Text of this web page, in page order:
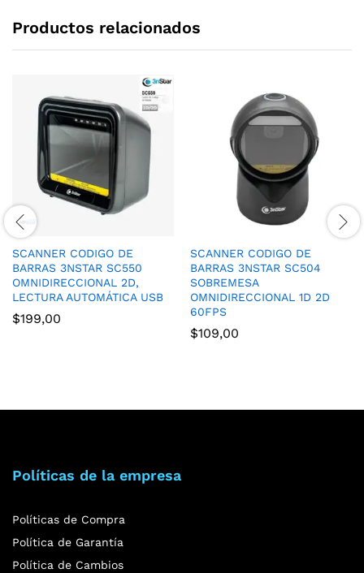
Productos relacionados
SCANNER CODIGO DE
BARRAS 3NSTAR SC550
OMNIDIRECCIONAL 2D,
LECTURA AUTOMÁTICA USB
$199,00
SCANNER CODIGO DE
BARRAS 3NSTAR SC504
SOBREMESA
OMNIDIRECCIONAL 1D 2D
60FPS
$109,00
Políticas de la empresa
Políticas de Compra
Política de Garantía
Política de Cambios